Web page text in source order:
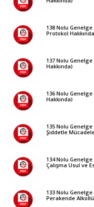
138 Nolu Genelge
Protokol
137 Nolu Genelge
Hakkında)
136 Nolu
Hakkında)
135 Nolu Genelge
Şiddetle
134 Nolu Genelge
Çalışma Usul ve
133 Nolu Genelge
Perakende Alkollü